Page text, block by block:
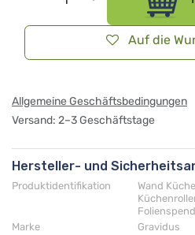
Auf die
Allgemeine Geschäftsbedingungen
Versand: 2–3 Geschäftstage
Hersteller- und
Produktidentifikation
Wand
Marke
Gravidus